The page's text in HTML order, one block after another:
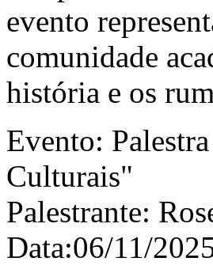
evento
comunidade
história e os
Evento:
Culturais"
Palestrante:
Data:06/11/